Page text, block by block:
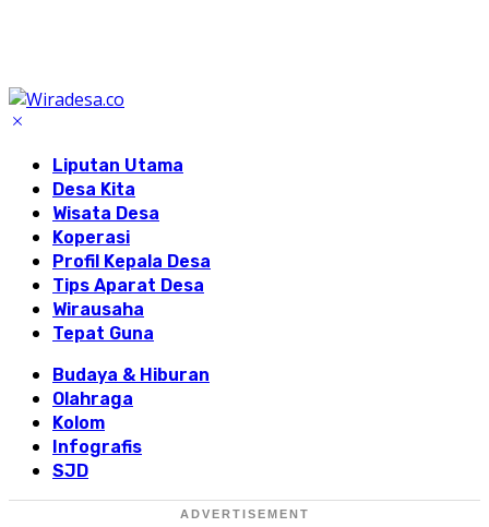
Liputan Utama
Desa Kita
Wisata Desa
Koperasi
Profil Kepala Desa
Tips Aparat Desa
Wirausaha
Tepat Guna
Budaya & Hiburan
Olahraga
Kolom
Infografis
SJD
ADVERTISEMENT